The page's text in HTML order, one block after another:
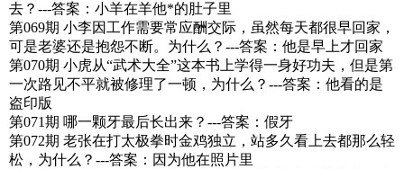
去？---答案：小羊在羊他*的肚子里
第069期 小李因工作需要常应酬交际，虽然每天都很早回家，
可是老婆还是抱怨不断。为什么？---答案：他是早上才回家
第070期 小虎从“武术大全”这本书上学得一身好功夫，但是第
一次路见不平就被修理了一顿，为什么？---答案：他看的是
盗印版
第071期 哪一颗牙最后长出来？---答案：假牙
第072期 老张在打太极拳时金鸡独立，站多久看上去都那么轻
松，为什么？---答案：因为他在照片里